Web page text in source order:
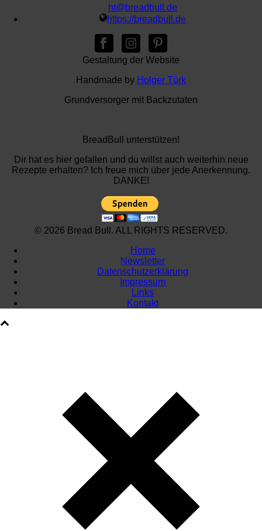
ht@breadbull.de
https://breadbull.de
Gestaltung der Website
Handmade by Holger Türk
Grundversorger mit Backzutaten
BreadBull unterstützen!
Dir hat es hier gefallen und du willst auch weiterhin neue
Rezepte erhalten? Ich freue mich über jede Anerkennung.
DANKE!
© 2026 Bread Bull. ALL RIGHTS RESERVED.
Home
Newsletter
Datenschutzerklärung
Impressum
Links
Kontakt